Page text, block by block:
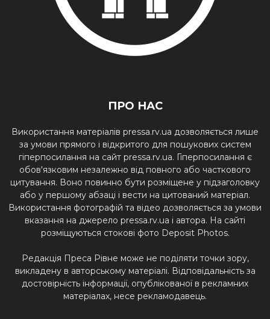
ПРО НАС
Використання матеріалів pressa.rv.ua дозволяється лише
за умови прямого і відкритого для пошукових систем
гіперпосилання на сайт pressa.rv.ua. Гіперпосилання є
обов'язковим незалежно від повного або часткового
цитування. Воно повинно бути розміщене у підзаголовку
або у першому абзаці і вести на цитований матеріал.
Використання фотографій та відео дозволяється за умови
вказання на джерело pressa.rv.ua і автора. На сайті
розміщуються стокові фото Deposit Photos.
Редакція Преса Рівне може не поділяти точки зору,
викладену в авторському матеріалі. Відповідальність за
достовірність інформації, опублікованої в рекламних
матеріалах, несе рекламодавець.